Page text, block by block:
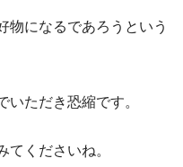
物になるであろうという
ただき恐縮です。
てくださいね。